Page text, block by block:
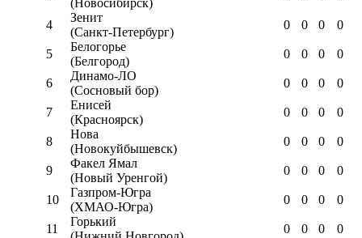
(Новосибирск)
4
Зенит
(Санкт-Петербург)
0 0 0 0
5
Белогорье
(Белгород)
0 0 0 0
6
Динамо-ЛО
(Сосновый бор)
0 0 0 0
7
Енисей
(Красноярск)
0 0 0 0
8
Нова
(Новокуйбышевск)
0 0 0 0
9
Факел Ямал
(Новый Уренгой)
0 0 0 0
10
Газпром-Югра
(ХМАО-Югра)
0 0 0 0
11
Горький
0 0 0 0